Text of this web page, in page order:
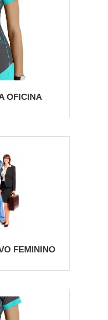
OFICINA
FEMININO